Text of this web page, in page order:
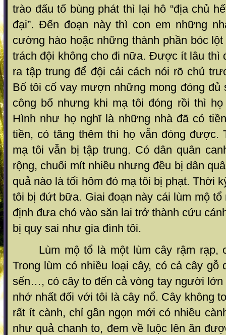
trào đấu tố bùng phát thì lại hô “địa chủ
đại”. Đến đoạn này thì con em những
cường hào hoặc những thành phần bóc
trách đội không cho đi nữa. Được ít lâu thì
ra tập trung để đội cải cách nói rõ chủ
Bố tôi cố vay mượn những mong đóng đủ
công bố nhưng khi mạ tôi đóng rồi thì
Hình như họ nghĩ là những nhà đã có
tiền, có tăng thêm thì họ vẫn đóng được.
mạ tôi vẫn bị tập trung. Có dân quân
rộng, chuối mít nhiều nhưng đều bị dân
quả nào là tối hôm đó mạ tôi bị phạt. Thời
tôi bị đứt bữa. Giai đoạn này cái lùm mộ tổ
định đưa chó vào săn lai trở thành cứu
bị quy sai như gia đình tôi.
Lùm mộ tổ là một lùm cây rậm rạp,
Trong lùm có nhiều loại cây, có cả cây gỗ
sến…, có cây to đến cả vòng tay người lớn
nhớ nhất đối với tôi là cây nổ. Cây không
rất ít cành, chỉ gần ngọn mới có nhiều
như quả chanh to, đem về luộc lên ăn